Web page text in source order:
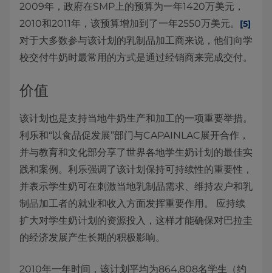
2009年，政府在SMP上的预算为一年1420万美元，
2010和2011年，该预算增加到了一年2550万美元。 [5]
对于大多数参与该计划的乳制品加工商来说，他们向学
校交付牛奶时最常用的方式是通过经销商来完成交付。
价值
该计划也是支持当地牛奶生产和加工的一项重要举措。
利乐和“以食品促发展”部门与CAPAINLAC展开合作，
并与教育和文化部分享了世界各地学生奶计划的最佳实
践和案例。利乐强调了该计划保持可持续性的重要性，
并表示学生奶可在刺激当地乳制品需求、维持农户和乳
制品加工者的就业和收入方面发挥重要作用。 应持续
扩大对学生奶计划的资源投入，这样才能确保对巴拉圭
的经济发展产生长期的积极影响。
2010年一年时间，该计划平均为864,808名学生（约